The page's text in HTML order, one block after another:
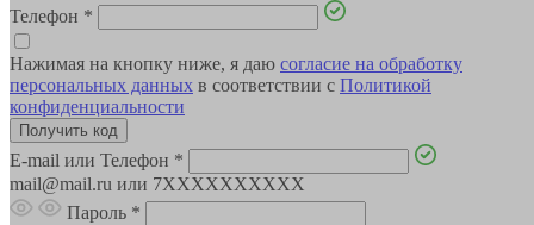
Телефон *
Нажимая на кнопку ниже, я даю согласие на обработку
персональных данных в соответствии с Политикой
конфиденциальности
E-mail или Телефон *
mail@mail.ru или 7XXXXXXXXXX
Пароль *